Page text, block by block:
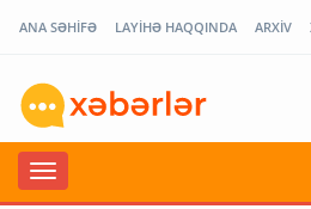
ANA SƏHİFƏ LAYİHƏ HAQQINDA ARXİV